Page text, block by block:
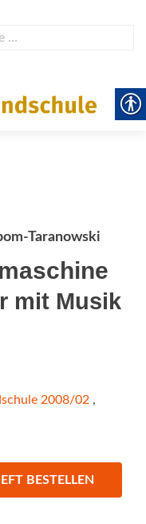
Taranowski
mit Musik
2008/02 ,
BESTELLEN